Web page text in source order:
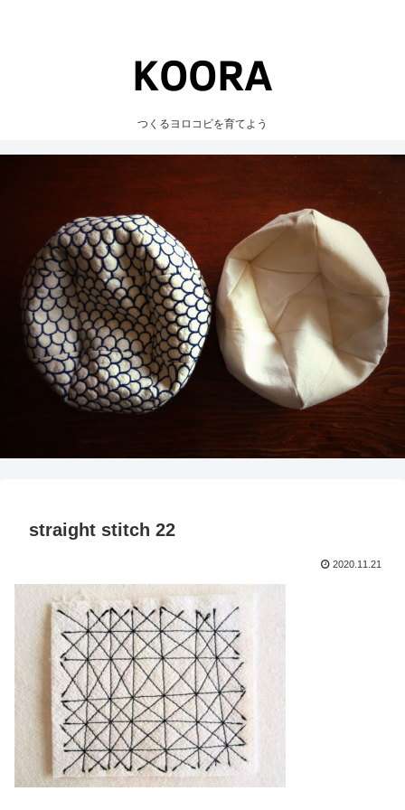
つくるヨロコビを育てよう
straight stitch 22
2020.11.21